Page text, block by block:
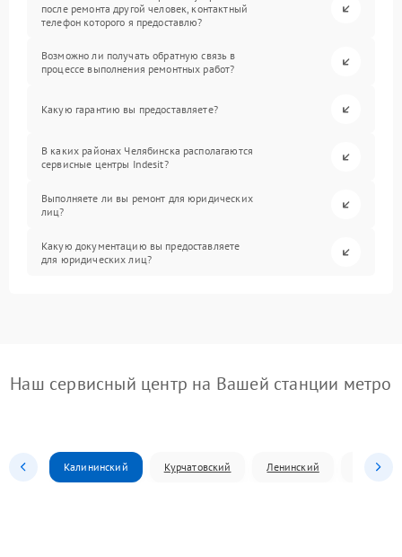
после ремонта другой человек, контактный
телефон которого я предоставлю?
Возможно ли получать обратную связь в
процессе выполнения ремонтных работ?
Какую гарантию вы предоставляете?
В каких районах Челябинска располагаются
сервисные центры Indesit?
Выполняете ли вы ремонт для юридических
лиц?
Какую документацию вы предоставляете
для юридических лиц?
Наш сервисный центр на Вашей станции метро
Калининский Курчатовский Ленинский